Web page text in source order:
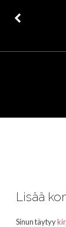
Lisää
Sinun täytyy